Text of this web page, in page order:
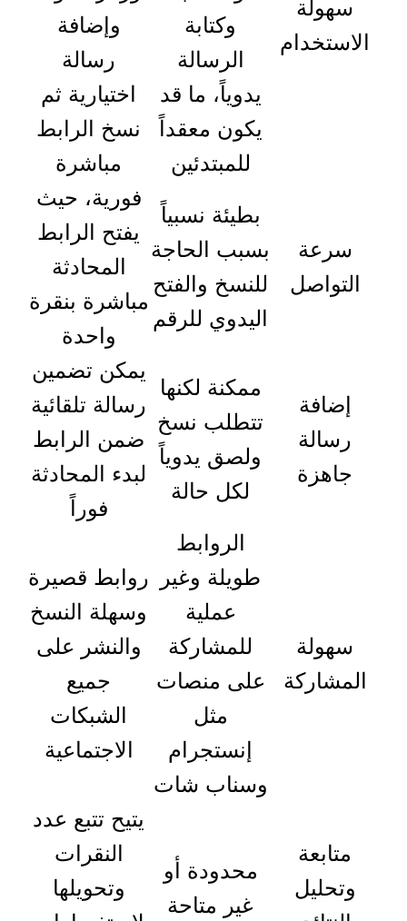
سهولة
الاستخدام
وكتابة
الرسالة
يدوياً، ما قد
يكون معقداً
للمبتدئين
وإضافة
رسالة
اختيارية ثم
نسخ الرابط
مباشرة
سرعة
التواصل
بطيئة نسبياً
بسبب الحاجة
للنسخ والفتح
اليدوي للرقم
فورية، حيث
يفتح الرابط
المحادثة
مباشرة بنقرة
واحدة
إضافة
رسالة
جاهزة
ممكنة لكنها
تتطلب نسخ
ولصق يدوياً
لكل حالة
يمكن تضمين
رسالة تلقائية
ضمن الرابط
لبدء المحادثة
فوراً
سهولة
المشاركة
الروابط
طويلة وغير
عملية
للمشاركة
على منصات
مثل
إنستجرام
وسناب شات
روابط قصيرة
وسهلة النسخ
والنشر على
جميع
الشبكات
الاجتماعية
متابعة
وتحليل
محدودة أو
غير متاحة
يتيح تتبع عدد
النقرات
وتحويلها